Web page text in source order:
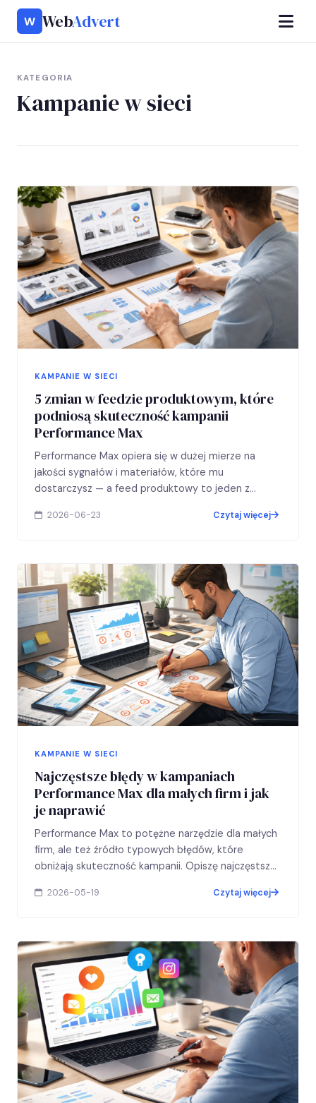
W WebAdvert
KATEGORIA
Kampanie w sieci
KAMPANIE W SIECI
5 zmian w feedzie produktowym, które
podniosą skuteczność kampanii
Performance Max
Performance Max opiera się w dużej mierze na
jakości sygnałów i materiałów, które mu
dostarczysz — a feed produktowy to jeden z
2026-06-23 Czytaj więcej
KAMPANIE W SIECI
Najczęstsze błędy w kampaniach
Performance Max dla małych firm i jak
je naprawić
Performance Max to potężne narzędzie dla małych
firm, ale też źródło typowych błędów, które
obniżają skuteczność kampanii. Opiszę najczęstsze
2026-05-19 Czytaj więcej